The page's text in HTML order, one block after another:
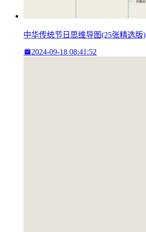
中华传统节日思维导图(25张精选版)
2024-09-18 08:41:52